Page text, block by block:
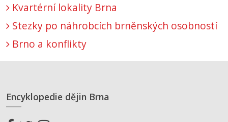
Kvartérní lokality Brna
Stezky po náhrobcích brněnských osobností
Brno a konflikty
Encyklopedie dějin Brna